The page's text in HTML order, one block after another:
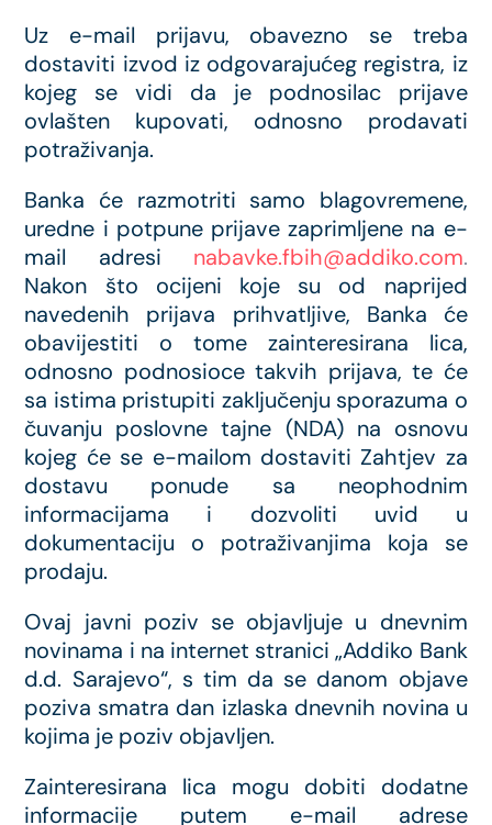
Uz e-mail prijavu, obavezno se treba
dostaviti izvod iz odgovarajućeg registra, iz
kojeg se vidi da je podnosilac prijave
ovlašten kupovati, odnosno prodavati
potraživanja.
Banka će razmotriti samo blagovremene,
uredne i potpune prijave zaprimljene na e-
mail adresi nabavke.fbih@addiko.com.
Nakon što ocijeni koje su od naprijed
navedenih prijava prihvatljive, Banka će
obavijestiti o tome zainteresirana lica,
odnosno podnosioce takvih prijava, te će
sa istima pristupiti zaključenju sporazuma o
čuvanju poslovne tajne (NDA) na osnovu
kojeg će se e-mailom dostaviti Zahtjev za
dostavu ponude sa neophodnim
informacijama i dozvoliti uvid u
dokumentaciju o potraživanjima koja se
prodaju.
Ovaj javni poziv se objavljuje u dnevnim
novinama i na internet stranici „Addiko Bank
d.d. Sarajevo“, s tim da se danom objave
poziva smatra dan izlaska dnevnih novina u
kojima je poziv objavljen.
Zainteresirana lica mogu dobiti dodatne
informacije putem e-mail adrese